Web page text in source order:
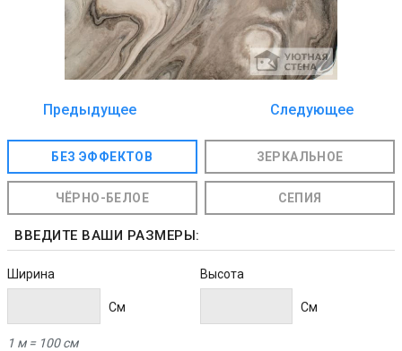
Предыдущее
Следующее
БЕЗ ЭФФЕКТОВ ЗЕРКАЛЬНОЕ
ЧЁРНО-БЕЛОЕ СЕПИЯ
ВВЕДИТЕ ВАШИ РАЗМЕРЫ:
Ширина
Cм
Высота
Cм
1 м = 100 см